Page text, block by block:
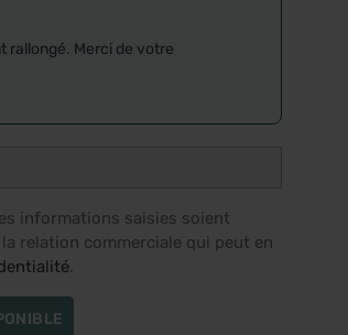
rallongé. Merci de votre
informations saisies soient
relation commerciale qui peut en
.